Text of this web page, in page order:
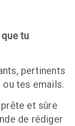
tu
pertinents
et sûre
de rédiger